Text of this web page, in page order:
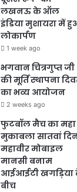
लखनऊ के ऑल
इंडिया मुशायरा में
लोकार्पण
1 week ago
भगवान चित्रगुप्त जी
की मूर्ति स्थापना
का भव्य आयोजन
2 weeks ago
फुटबॉल मैच का महा
मुकाबला सातवां
महावीर मोबाइल
मानसी बनाम
आईआईटी खगड़िया
बीच